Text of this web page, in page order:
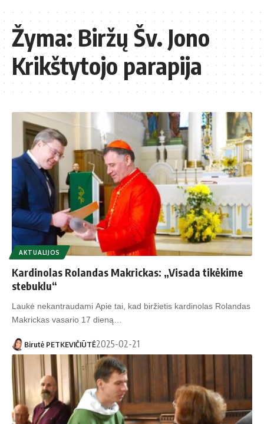
Žyma:Biržų Šv. Jono
Krikštytojo parapija
AKTUALIJOS
Kardinolas Rolandas Makrickas: „Visada tikėkime
stebuklu“
Laukė nekantraudami Apie tai, kad biržietis kardinolas Rolandas
Makrickas vasario 17 dieną…
Birutė PETKEVIČIŪTĖ2025-02-21